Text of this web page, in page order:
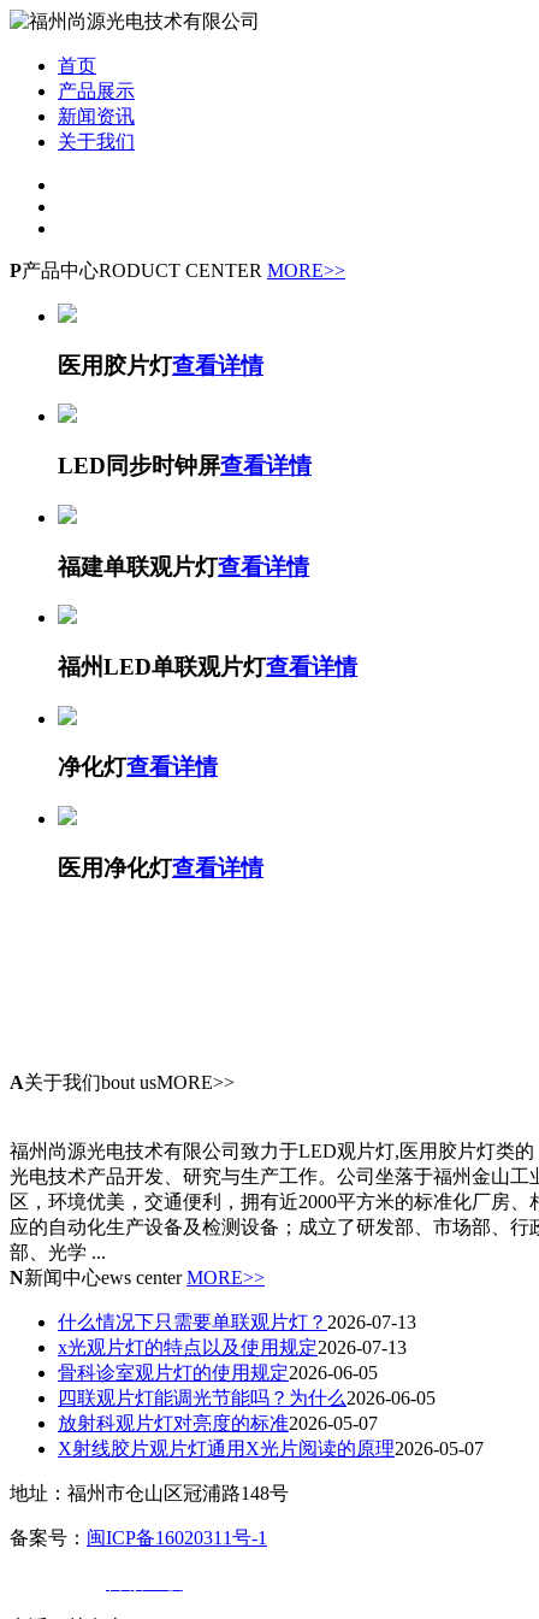
首页
产品展示
新闻资讯
关于我们
P产品中心RODUCT CENTER MORE>>
医用胶片灯查看详情
LED同步时钟屏查看详情
福建单联观片灯查看详情
福州LED单联观片灯查看详情
净化灯查看详情
医用净化灯查看详情
A关于我们bout usMORE>>
福州尚源光电技术有限公司致力于LED观片灯,医用胶片灯类的
光电技术产品开发、研究与生产工作。公司坐落于福州金山工
区，环境优美，交通便利，拥有近2000平方米的标准化厂房、
应的自动化生产设备及检测设备；成立了研发部、市场部、行
部、光学 ...
N新闻中心ews center MORE>>
什么情况下只需要单联观片灯？ 2026-07-13
x光观片灯的特点以及使用规定2026-07-13
骨科诊室观片灯的使用规定2026-06-05
四联观片灯能调光节能吗？为什么2026-06-05
放射科观片灯对亮度的标准2026-05-07
X射线胶片观片灯通用X光片阅读的原理2026-05-07
地址：福州市仓山区冠浦路148号
备案号： 闽ICP备16020311号-1